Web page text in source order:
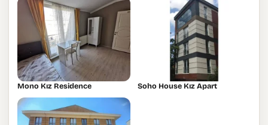
Mono Kız Residence Soho House Kız Apart